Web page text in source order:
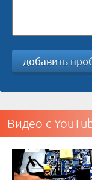
добавить
Видео с